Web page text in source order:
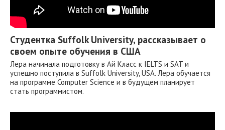
Студентка Suffolk University, рассказывает о
своем опыте обучения в США
Лера начинала подготовку в Ай Класс к IELTS и SAT и
успешно поступила в Suffolk University, USA. Лера обучается
на программе Computer Science и в будущем планирует
стать программистом.